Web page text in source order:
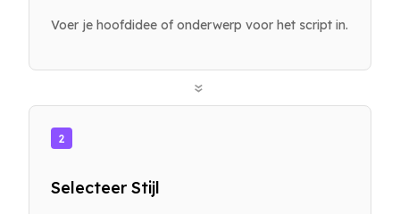
Voer je hoofdidee of onderwerp voor het script in.
»
2
Selecteer Stijl